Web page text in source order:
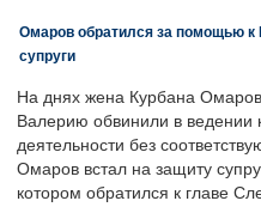
Омаров обратился за помощью к
супруги
На днях жена Курбана
Валерию обвинили в ведении
деятельности без
Омаров встал на защиту
котором обратился к главе